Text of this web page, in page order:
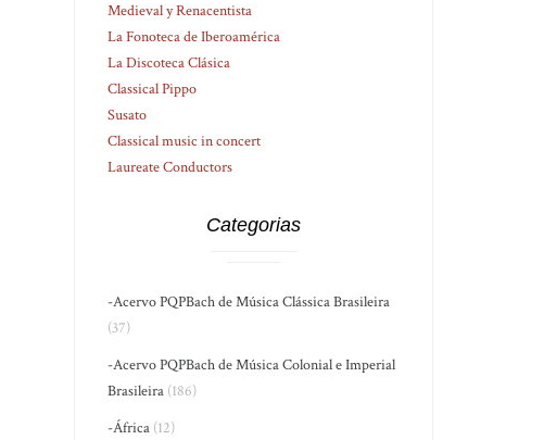
Medieval y Renacentista
La Fonoteca de Iberoamérica
La Discoteca Clásica
Classical Pippo
Susato
Classical music in concert
Laureate Conductors
Categorias
-Acervo PQPBach de Música Clássica Brasileira
(37)
-Acervo PQPBach de Música Colonial e Imperial
Brasileira (186)
-África (12)